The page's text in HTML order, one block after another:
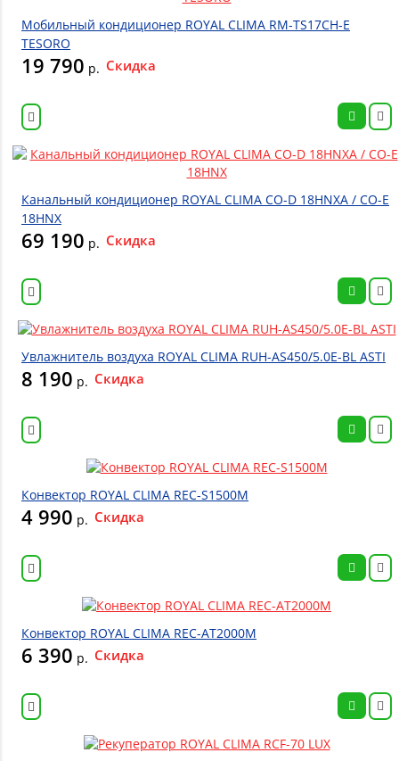
Мобильный кондиционер ROYAL CLIMA RM-TS17CH-E
TESORO
19 790 р. Скидка
Канальный кондиционер ROYAL CLIMA CO-D 18HNXA / CO-E
18HNX
69 190 р. Скидка
Увлажнитель воздуха ROYAL CLIMA RUH-AS450/5.0E-BL ASTI
8 190 р. Скидка
Конвектор ROYAL CLIMA REC-S1500M
4 990 р. Скидка
Конвектор ROYAL CLIMA REC-AT2000M
6 390 р. Скидка